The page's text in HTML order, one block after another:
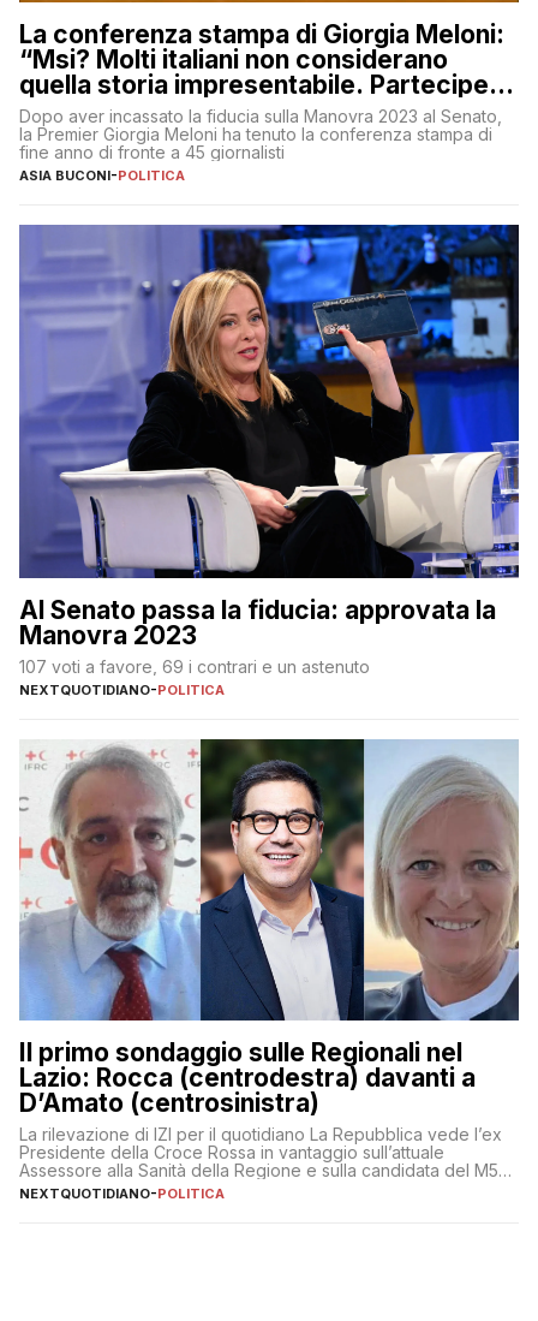
La conferenza stampa di Giorgia Meloni:
“Msi? Molti italiani non considerano
quella storia impresentabile. Parteciperò
al 25 aprile”
Dopo aver incassato la fiducia sulla Manovra 2023 al Senato,
la Premier Giorgia Meloni ha tenuto la conferenza stampa di
fine anno di fronte a 45 giornalisti
ASIA BUCONI-POLITICA
Al Senato passa la fiducia: approvata la
Manovra 2023
107 voti a favore, 69 i contrari e un astenuto
NEXTQUOTIDIANO-POLITICA
Il primo sondaggio sulle Regionali nel
Lazio: Rocca (centrodestra) davanti a
D’Amato (centrosinistra)
La rilevazione di IZI per il quotidiano La Repubblica vede l’ex
Presidente della Croce Rossa in vantaggio sull’attuale
Assessore alla Sanità della Regione e sulla candidata del M5S
Donatella Bianchi
NEXTQUOTIDIANO-POLITICA